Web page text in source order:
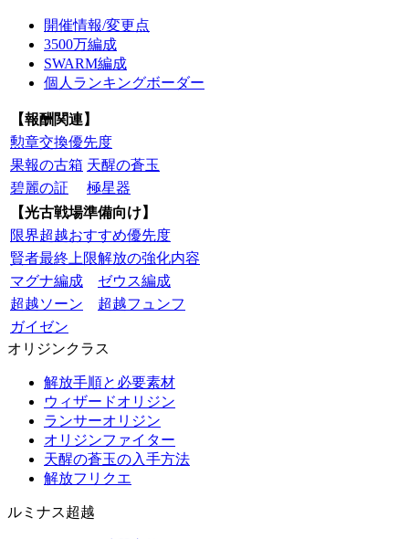
開催情報/変更点
3500万編成
SWARM編成
個人ランキングボーダー
【報酬関連】
勲章交換優先度
果報の古箱 天醒の蒼玉
碧麗の証
極星器
【光古戦場準備向け】
限界超越おすすめ優先度
賢者最終上限解放の強化内容
マグナ編成
ゼウス編成
超越ソーン
超越フュンフ
ガイゼン
オリジンクラス
解放手順と必要素材
ウィザードオリジン
ランサーオリジン
オリジンファイター
天醒の蒼玉の入手方法
解放フリクエ
ルミナス超越